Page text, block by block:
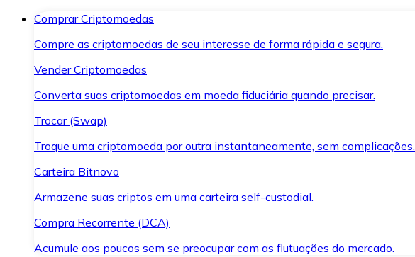
Comprar Criptomoedas
Compre as criptomoedas de seu interesse de forma rápida e segura.
Vender Criptomoedas
Converta suas criptomoedas em moeda fiduciária quando precisar.
Trocar (Swap)
Troque uma criptomoeda por outra instantaneamente, sem complicações.
Carteira Bitnovo
Armazene suas criptos em uma carteira self-custodial.
Compra Recorrente (DCA)
Acumule aos poucos sem se preocupar com as flutuações do mercado.